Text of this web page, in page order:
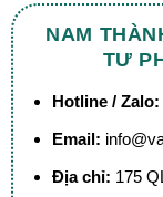
NAM
TƯ
Hotline / Zalo:
Email:
Địa chỉ: 175